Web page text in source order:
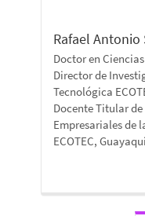
Rafael Antonio
Doctor en
Director de
Tecnológica
Docente Titular
Empresariales de
ECOTEC,